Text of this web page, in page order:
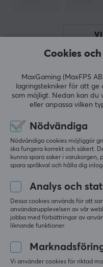
Batteritid
EGENSKAPER
Färg
GARANTI
Producentens garanti
2 års garanti
0.0
Baserat på 0 recensioner
4
2
1
LÄMNA RECENSION
Cookies
MaxGaming (MaxFPS
lagringstekniker för att ge
som möjligt. Nedan kan du
eller anpassa vilken
Nödvändiga
Nödvändiga cookies möjliggör
ska fungera korrekt och säkert.
kunna spara saker i varukorgen,
spara språkval och hålla dig
Analys och
Dessa cookies används för att
användarupplevelsen av vår
jobba med förbättringar av
liknande funktioner.
Vi använder cookies för riktad